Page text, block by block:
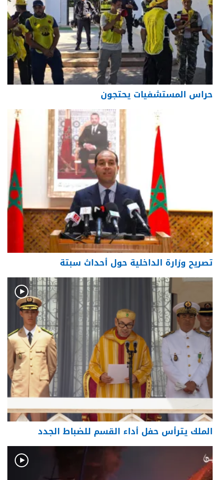
حراس المستشفيات يحتجون
تصريح وزارة الداخلية حول أحداث سبتة
الملك يترأس حفل أداء القسم للضباط الجدد